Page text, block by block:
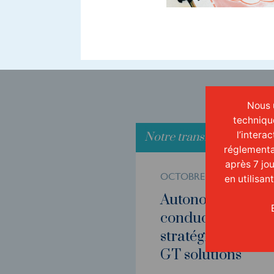
Notre transformation
Notre transformation
OCTOBRE 2021
Autonomie des
conducteurs : une
stratégie
GT solutions
Nous
après 7
en